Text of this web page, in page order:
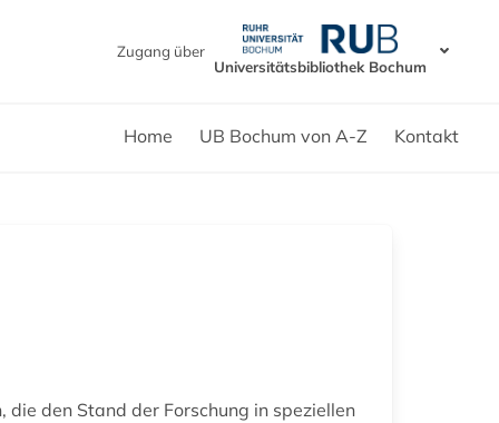
Zugang über
Universitätsbibliothek Bochum
Home UB Bochum von A-Z Kontakt
den Stand der Forschung in speziellen